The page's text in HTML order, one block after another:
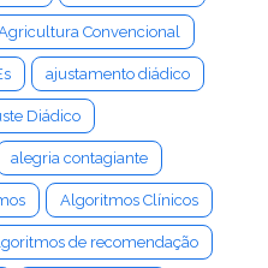
Convencional
ajustamento diádico
Diádico
alegria contagiante
Algoritmos Clínicos
de recomendação